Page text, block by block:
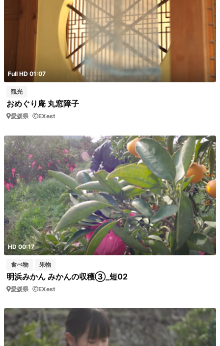
Full HD 01:07
観光
おめぐり庵 丸窓障子
愛媛県 EXest
HD 00:17
食べ物 果物
明浜みかん みかんの収穫③_短02
愛媛県 EXest